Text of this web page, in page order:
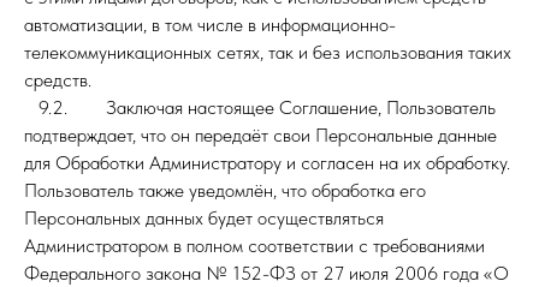
автоматизации, в том числе в информационно-
телекоммуникационных сетях, так и без использования таких
средств.
9.2. Заключая настоящее Соглашение, Пользователь
подтверждает, что он передаёт свои Персональные данные
для Обработки Администратору и согласен на их обработку.
Пользователь также уведомлён, что обработка его
Персональных данных будет осуществляться
Администратором в полном соответствии с требованиями
Федерального закона № 152-ФЗ от 27 июля 2006 года «О